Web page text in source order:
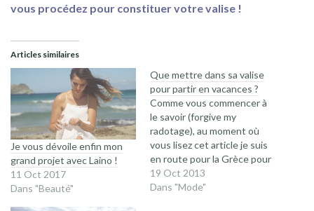
vous procédez pour constituer votre valise !
Articles similaires
Je vous dévoile enfin mon
grand projet avec Laino !
11 Oct 2017
Dans "Beauté"
Que mettre dans sa valise
pour partir en vacances ?
Comme vous commencer à
le savoir (forgive my
radotage), au moment où
vous lisez cet article je suis
en route pour la Grèce pour
une durée de 16 jours. Je ne
crois pas être déjà partie
19 Oct 2013
Dans "Mode"